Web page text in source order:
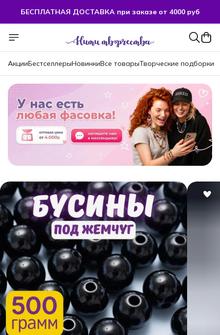
БЕСПЛАТНАЯ ДОСТАВКА при заказе от 4000 руб
БЕСПЛАТНАЯ ДОСТАВКА при заказе от 4000 руб
АкцииБестселлерыНовинкиВсе товарыТворческие подборки